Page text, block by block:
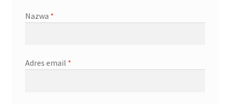
Nazwa *
Adres email *